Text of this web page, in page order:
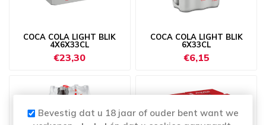
COCA COLA LIGHT BLIK
4X6X33CL
€23,30
COCA COLA LIGHT BLIK
6X33CL
€6,15
Bevestig dat u 18 jaar of ouder bent want we